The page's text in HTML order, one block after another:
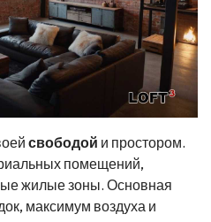
свободой и простором.
помещений,
жилые зоны. Основная
максимум воздуха и